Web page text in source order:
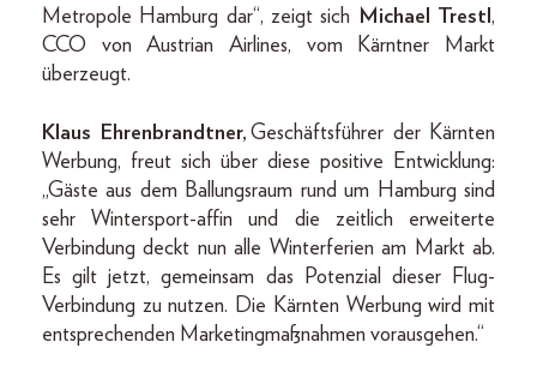
Metropole Hamburg dar“, zeigt sich
Michael Trestl,
CCO von Austrian Airlines, vom Kärntner Markt
überzeugt.
Klaus Ehrenbrandtner, Geschäftsführer der Kärnten
Werbung, freut sich über diese positive Entwicklung:
„Gäste aus dem Ballungsraum rund um Hamburg sind
sehr Wintersport-affin und die zeitlich erweiterte
Verbindung deckt nun alle Winterferien am Markt ab.
Es gilt jetzt, gemeinsam das Potenzial dieser Flug-
Verbindung zu nutzen. Die Kärnten Werbung wird mit
entsprechenden Marketingmaßnahmen vorausgehen.“